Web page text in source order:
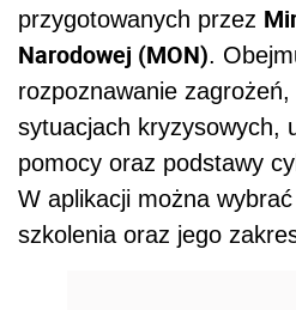
przygotowanych przez
Narodowej (MON).
rozpoznawanie zagrożeń,
sytuacjach kryzysowych,
pomocy oraz podstawy
W aplikacji można
szkolenia oraz jego